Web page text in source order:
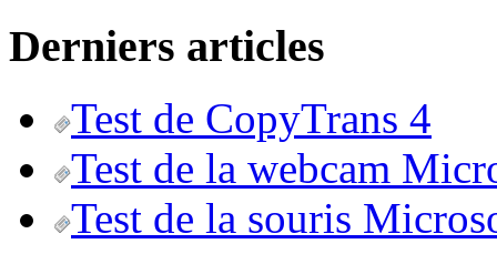
Derniers articles
Test de CopyTrans 4
Test de la webcam
Test de la souris